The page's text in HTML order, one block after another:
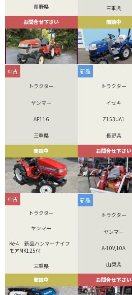
長野県
お問合せ下さい
三重県
商談中
中古
トラクター
ヤンマー
AF116
三重県
商談中
新品
トラクター
イセキ
Z153UA1
長野県
お問合せ下さい
中古
トラクター
ヤンマー
Ke-4 新品ハンマーナイフ
モアMK125付
三重県
商談中
新品
トラクター
ヤンマー
A-10V,10A
山梨県
お問合せ下さい